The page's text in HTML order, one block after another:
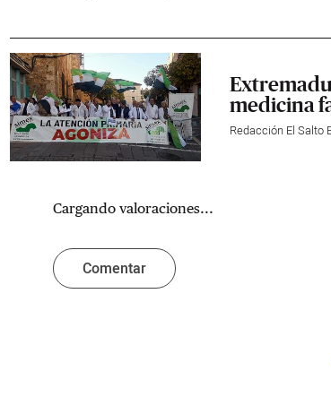
medicina
Redacción El Salto
Cargando valoraciones...
Comentar